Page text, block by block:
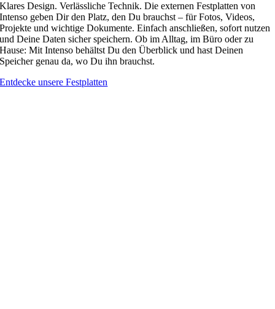
Klares Design. Verlässliche Technik. Die externen Festplatten von
Intenso geben Dir den Platz, den Du brauchst – für Fotos, Videos,
Projekte und wichtige Dokumente. Einfach anschließen, sofort nutzen
und Deine Daten sicher speichern. Ob im Alltag, im Büro oder zu
Hause: Mit Intenso behältst Du den Überblick und hast Deinen
Speicher genau da, wo Du ihn brauchst.
Entdecke unsere Festplatten